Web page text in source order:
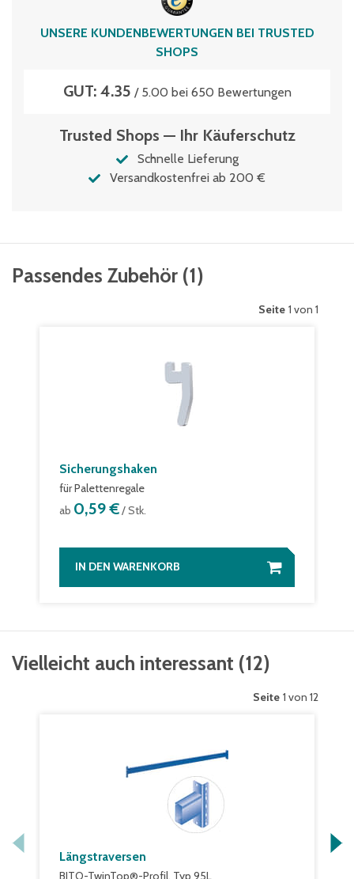
UNSERE KUNDENBEWERTUNGEN BEI TRUSTED
SHOPS
GUT: 4.35 / 5.00 bei 650 Bewertungen
Trusted Shops — Ihr Käuferschutz
Schnelle Lieferung
Versandkostenfrei ab 200 €
Passendes Zubehör (1)
Seite 1 von 1
Sicherungshaken
für Palettenregale
ab 0,59 €/ Stk.
IN DEN WARENKORB
Vielleicht auch interessant (12)
Seite 1 von 12
Längstraversen
BITO-TwinTop®-Profil, Typ 95L